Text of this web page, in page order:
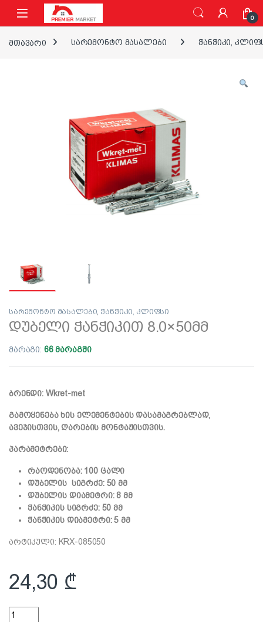
ნავიგაციაზე გადასვლა
შინაარსზე გადასვლა
0
მთავარი სარემონტო მასალები ჭანჭიკი,
სარემონტო მასალები, ჭანჭიკი, კლიფსი
დუბელი ჭანჭიკით 8.0×50მმ
მარაგი: 66 მარაგში
ბრენდი: Wkret-met
გამოყენება ხის ელემენტების დასამაგრებლად,
ავეჯისთვის, ღარების მონტაჟისთვის.
პარამეტრები:
რაოდენობა: 100 ცალი
დუბელის სიგრძე: 50 მმ
დუბელის დიამეტრი: 8 მმ
ჭანჭიკის სიგრძე: 50 მმ
ჭანჭიკის დიამეტრი: 5 მმ
არტიკული: KRX-085050
24,30 ₾
დუბელი ჭანჭიკით 8.0x50მმ quantity